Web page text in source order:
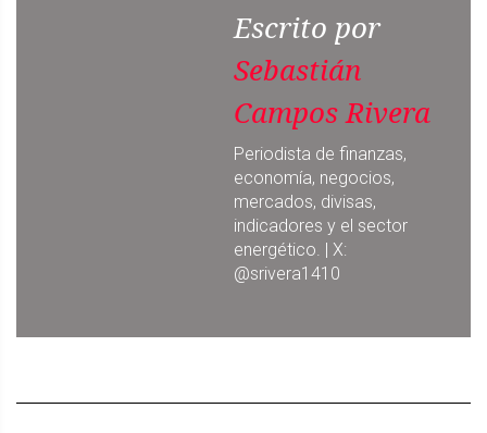
Escrito por
Sebastián
Campos Rivera
Periodista de finanzas,
economía, negocios,
mercados, divisas,
indicadores y el sector
energético. | X:
@srivera1410